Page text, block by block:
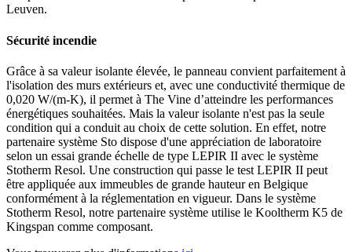
Leuven.
Sécurité incendie
Grâce à sa valeur isolante élevée, le panneau convient parfaitement à
l'isolation des murs extérieurs et, avec une conductivité thermique de
0,020 W/(m-K), il permet à The Vine d’atteindre les performances
énergétiques souhaitées. Mais la valeur isolante n'est pas la seule
condition qui a conduit au choix de cette solution. En effet, notre
partenaire système Sto dispose d'une appréciation de laboratoire
selon un essai grande échelle de type LEPIR II avec le système
Stotherm Resol. Une construction qui passe le test LEPIR II peut
être appliquée aux immeubles de grande hauteur en Belgique
conformément à la réglementation en vigueur. Dans le système
Stotherm Resol, notre partenaire système utilise le Kooltherm K5 de
Kingspan comme composant.